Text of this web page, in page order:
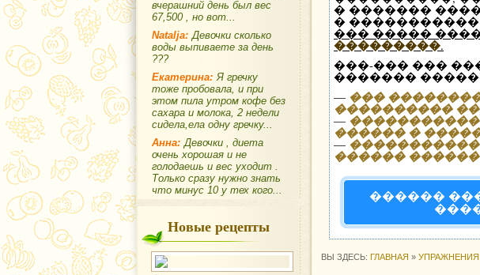
вчерашний день был вес
67,500 , но вот...
Natalja: Девочки сколько
воды выпиваете за день
???
Екатерина: Я гречку
тоже пробовала, и при
этом пила утром кофе без
сахара и молока, 2 недели
сидела,ела одну гречку...
Анна: Девочки , диета
очень хорошая и не
голодаешь и вес уходит .
Только сразу нужно знать
что минус 10 у тех кого...
Новые рецепты
� �������
�
��� �����
���������.
���-��� ���
�������
— ���
����������
—
������ �
—
������
������
ВЫ ЗДЕСЬ: ГЛАВНАЯ »